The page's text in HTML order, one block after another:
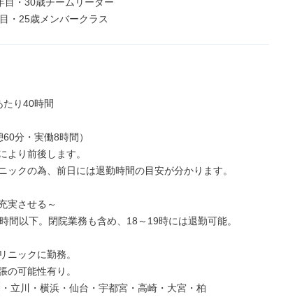
・25歳メンバークラス
り40時間
分・実働8時間）
り前後します。
ックの為、前日には退勤時間の目安が分かります。
実させる～
間以下。閉院業務も含め、18～19時には退勤可能。
ニックに勤務。
の可能性有り。
立川・横浜・仙台・宇都宮・高崎・大宮・柏